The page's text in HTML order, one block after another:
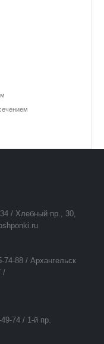
/ Хлебный пр., 30,
74-88 / Архангельск
/
74 / 1-й пр.